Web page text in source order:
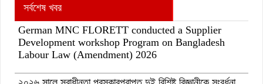
সর্বশেষ খবর
German MNC FLORETT conducted a Supplier
Development workshop Program on Bangladesh
Labour Law (Amendment) 2026